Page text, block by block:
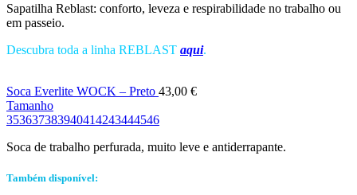
Sapatilha Reblast: conforto, leveza e respirabilidade no trabalho ou
em passeio.
Descubra toda a linha REBLAST aqui.
Soca Everlite WOCK – Preto 43,00 €
Tamanho
353637383940414243444546
Soca de trabalho perfurada, muito leve e antiderrapante.
Também disponível: